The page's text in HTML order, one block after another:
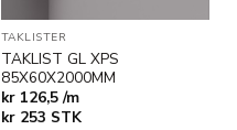
TAKLISTER
TAKLIST GL XPS
85X60X2000MM
kr 126,5 /m
kr253 STK